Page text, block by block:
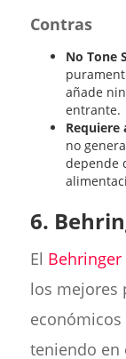
Contras
No Tone
añade
entrante.
no
depende
6.
El Behringer
los mejores
teniendo en